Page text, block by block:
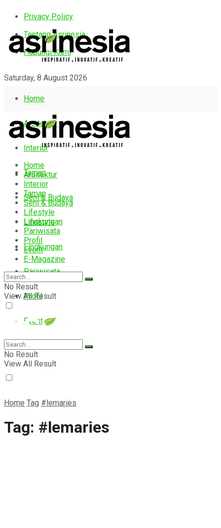
Privacy Policy
Tentang Asrinesia
Hubungi Kami
Saturday, 8 August 2026
Home
Arsitektur
Interior
Taman
Seni & Budaya
Lifestyle
Lingkungan
Pariwisata
Profil
Event
E-Magazine
Home
Arsitektur
Interior
Taman
Seni & Budaya
Lifestyle
Lingkungan
Pariwisata
Profil
Event
E-Magazine
No Result
View All Result
No Result
View All Result
Home Tag #lemaries
Tag: #lemaries